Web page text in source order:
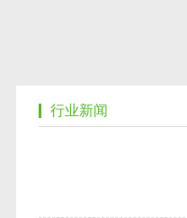
行业新闻